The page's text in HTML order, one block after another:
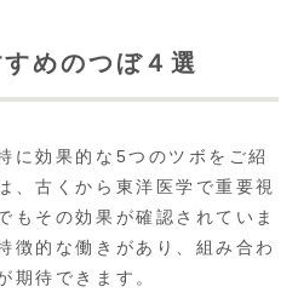
めのつぼ４選
に効果的な5つのツボをご紹
、古くから東洋医学で重要視
もその効果が確認されていま
徴的な働きがあり、組み合わ
期待できます。